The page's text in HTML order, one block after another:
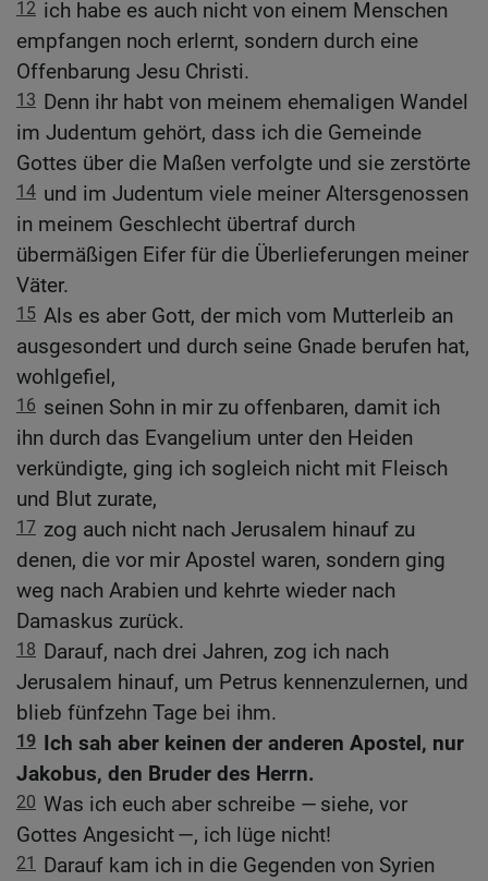
12 ich habe es auch nicht von einem Menschen
empfangen noch erlernt, sondern durch eine
Offenbarung Jesu Christi.
13 Denn ihr habt von meinem ehemaligen Wandel
im Judentum gehört, dass ich die Gemeinde
Gottes über die Maßen verfolgte und sie zerstörte
14 und im Judentum viele meiner Altersgenossen
in meinem Geschlecht übertraf durch
übermäßigen Eifer für die Überlieferungen meiner
Väter.
15 Als es aber Gott, der mich vom Mutterleib an
ausgesondert und durch seine Gnade berufen hat,
wohlgefiel,
16 seinen Sohn in mir zu offenbaren, damit ich
ihn durch das Evangelium unter den Heiden
verkündigte, ging ich sogleich nicht mit Fleisch
und Blut zurate,
17 zog auch nicht nach Jerusalem hinauf zu
denen, die vor mir Apostel waren, sondern ging
weg nach Arabien und kehrte wieder nach
Damaskus zurück.
18 Darauf, nach drei Jahren, zog ich nach
Jerusalem hinauf, um Petrus kennenzulernen, und
blieb fünfzehn Tage bei ihm.
19 Ich sah aber keinen der anderen Apostel, nur
Jakobus, den Bruder des Herrn.
20 Was ich euch aber schreibe — siehe, vor
Gottes Angesicht —, ich lüge nicht!
21 Darauf kam ich in die Gegenden von Syrien